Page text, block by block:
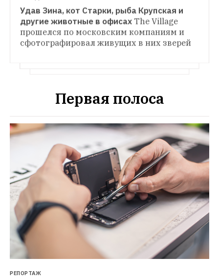
совершают сейчас кандидаты при поиске
работы
Удав Зина, кот Старки, рыба Крупская и
другие животные в офисах The Village
прошелся по московским компаниям и
сфотографировал живущих в них зверей
Первая полоса
РЕПОРТАЖ